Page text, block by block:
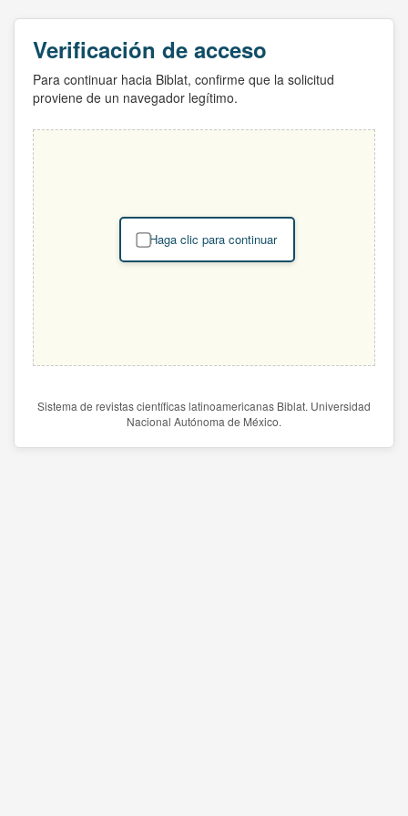
Verificación de acceso
Para continuar hacia Biblat, confirme que la solicitud
proviene de un navegador legítimo.
Haga clic para continuar
Sistema de revistas científicas latinoamericanas Biblat. Universidad
Nacional Autónoma de México.